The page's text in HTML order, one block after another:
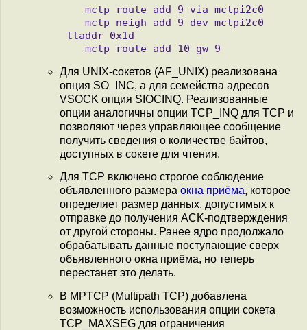
lladdr 0x1d
Для UNIX-сокетов (AF_UNIX) реализована
опция SO_INC, а для семейства адресов
VSOCK опция SIOCINQ. Реализованные
опции аналогичны опции TCP_INQ для TCP и
позволяют через управляющее сообщение
получить сведения о количестве байтов,
доступных в сокете для чтения.
Для TCP включено строгое соблюдение
объявленного размера окна приёма, которое
определяет размер данных, допустимых к
отправке до получения ACK-подтверждения
от другой стороны. Ранее ядро продолжало
обрабатывать данные поступающие сверх
объявленного окна приёма, но теперь
перестанет это делать.
В MPTCP (Multipath TCP) добавлена
возможность использования опции сокета
TCP_MAXSEG для ограничения